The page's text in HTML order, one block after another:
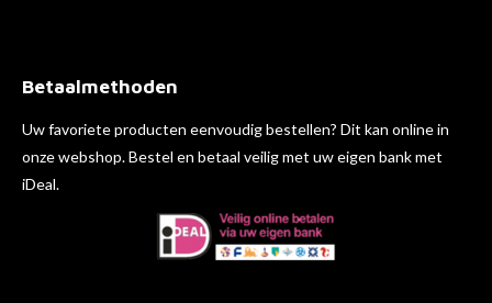
Betaalmethoden
Uw favoriete producten eenvoudig bestellen? Dit kan online in
onze webshop. Bestel en betaal veilig met uw eigen bank met
iDeal.